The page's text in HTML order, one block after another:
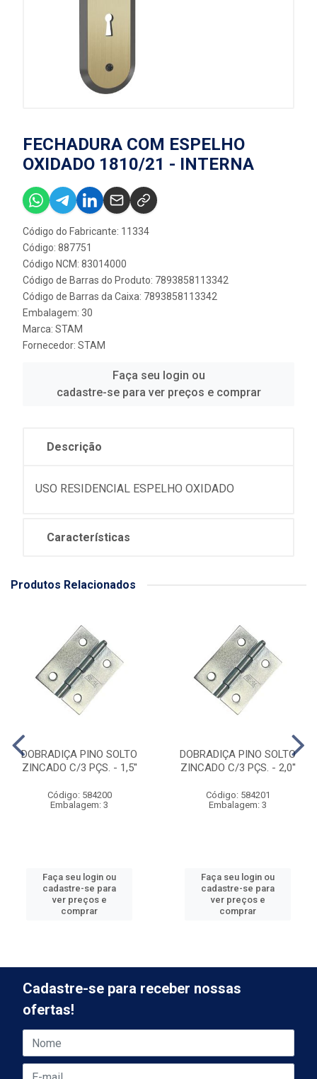
FECHADURA COM ESPELHO
OXIDADO 1810/21 - INTERNA
Código do Fabricante: 11334
Código: 887751
Código NCM: 83014000
Código de Barras do Produto: 7893858113342
Código de Barras da Caixa: 7893858113342
Embalagem: 30
Marca: STAM
Fornecedor: STAM
Faça seu login ou
cadastre-se para ver preços e comprar
Descrição
USO RESIDENCIAL ESPELHO OXIDADO
Características
Produtos Relacionados
DOBRADIÇA PINO SOLTO
ZINCADO C/3 PÇS. - 1,5''
Código: 584200
Embalagem: 3
Faça seu login ou
cadastre-se para
ver preços e
comprar
DOBRADIÇA PINO SOLTO
ZINCADO C/3 PÇS. - 2,0''
Código: 584201
Embalagem: 3
Faça seu login ou
cadastre-se para
ver preços e
comprar
Cadastre-se para receber nossas
ofertas!